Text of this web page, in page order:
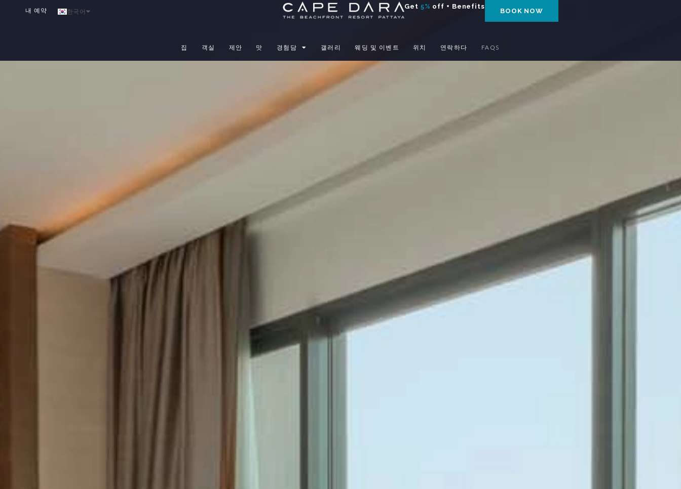
내 예약 한국어
Get 5% off + Benefits
BOOK NOW
집 객실 제안 맛 경험담 갤러리 웨딩 및 이벤트 위치 연락하다 FAQS